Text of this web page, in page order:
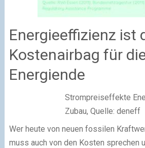
Energieeffizienz ist
Kostenairbag für
Energiende
Strompreiseffekte
Zubau, Quelle: deneff
Wer heute von neuen fossilen
muss auch von den Kosten sprechen